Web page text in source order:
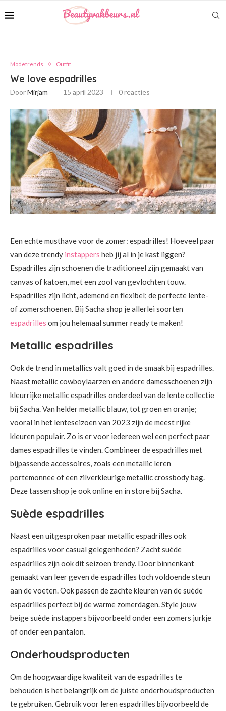
Modetrends Outfit
We love espadrilles
DoorMirjam 15 april 2023 0 reacties
Een echte musthave voor de zomer: espadrilles! Hoeveel paar
van deze trendy instappers heb jij al in je kast liggen?
Espadrilles zijn schoenen die traditioneel zijn gemaakt van
canvas of katoen, met een zool van gevlochten touw.
Espadrilles zijn licht, ademend en flexibel; de perfecte lente-
of zomerschoenen. Bij Sacha shop je allerlei soorten
espadrilles om jou helemaal summer ready te maken!
Metallic espadrilles
Ook de trend in metallics valt goed in de smaak bij espadrilles.
Naast metallic cowboylaarzen en andere damesschoenen zijn
kleurrijke metallic espadrilles onderdeel van de lente collectie
bij Sacha. Van helder metallic blauw, tot groen en oranje;
vooral in het lenteseizoen van 2023 zijn de meest rijke
kleuren populair. Zo is er voor iedereen wel een perfect paar
dames espadrilles te vinden. Combineer de espadrilles met
bijpassende accessoires, zoals een metallic leren
portemonnee of een zilverkleurige metallic crossbody bag.
Deze tassen shop je ook online en in store bij Sacha.
Suède espadrilles
Naast een uitgesproken paar metallic espadrilles ook
espadrilles voor casual gelegenheden? Zacht suède
espadrilles zijn ook dit seizoen trendy. Door binnenkant
gemaakt van leer geven de espadrilles toch voldoende steun
aan de voeten. Ook passen de zachte kleuren van de suède
espadrilles perfect bij de warme zomerdagen. Style jouw
beige suède instappers bijvoorbeeld onder een zomers jurkje
of onder een pantalon.
Onderhoudsproducten
Om de hoogwaardige kwaliteit van de espadrilles te
behouden is het belangrijk om de juiste onderhoudsproducten
te gebruiken. Gebruik voor leren espadrilles bijvoorbeeld de